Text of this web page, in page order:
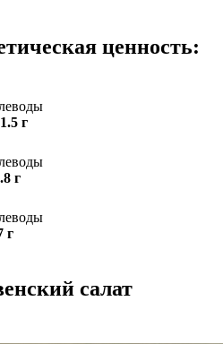
ценность:
г
г
г
салат